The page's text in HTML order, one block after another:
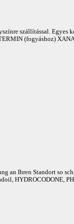
szállítással.
(fogyáshoz)
an Ihren Standort so
HYDROCODONE,